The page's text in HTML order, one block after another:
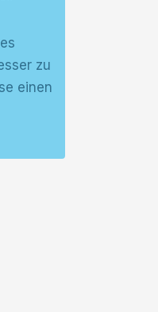
zu
einen